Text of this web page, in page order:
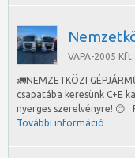
VAPA-2005 Kft.
🚛NEMZETKÖZI
csapatába keresünk C+E
nyerges szerelvényre!
További információ